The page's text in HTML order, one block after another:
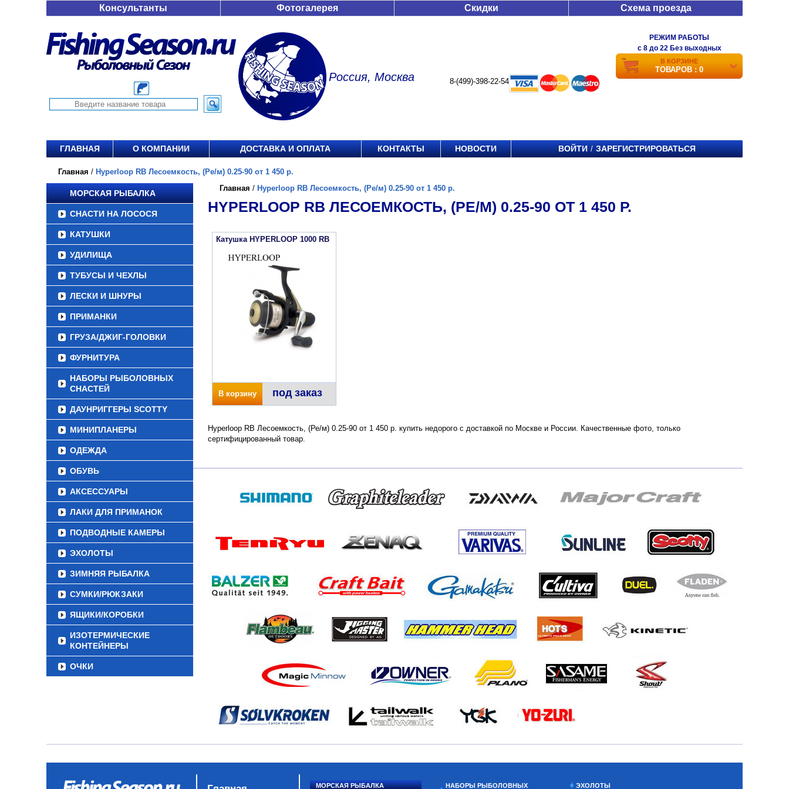
Консультанты Фотогалерея Скидки Схема проезда
Россия, Москва 8-(499)-398-22-54
РЕЖИМ РАБОТЫ
c 8 до 22 Без выходных
В КОРЗИНЕ
ТОВАРОВ : 0
ГЛАВНАЯ О КОМПАНИИ ДОСТАВКА И ОПЛАТА КОНТАКТЫ НОВОСТИ ВОЙТИ / ЗАРЕГИСТРИРОВАТЬСЯ
Главная / Hyperloop RB Лесоемкость, (Ре/м) 0.25-90 от 1 450 р.
МОРСКАЯ РЫБАЛКА
СНАСТИ НА ЛОСОСЯ
КАТУШКИ
УДИЛИЩА
ТУБУСЫ И ЧЕХЛЫ
ЛЕСКИ И ШНУРЫ
ПРИМАНКИ
ГРУЗА/ДЖИГ-ГОЛОВКИ
ФУРНИТУРА
НАБОРЫ РЫБОЛОВНЫХ
СНАСТЕЙ
ДАУНРИГГЕРЫ SCOTTY
МИНИПЛАНЕРЫ
ОДЕЖДА
ОБУВЬ
АКСЕССУАРЫ
ЛАКИ ДЛЯ ПРИМАНОК
ПОДВОДНЫЕ КАМЕРЫ
ЭХОЛОТЫ
ЗИМНЯЯ РЫБАЛКА
СУМКИ/РЮКЗАКИ
ЯЩИКИ/КОРОБКИ
ИЗОТЕРМИЧЕСКИЕ
КОНТЕЙНЕРЫ
ОЧКИ
Главная / Hyperloop RB Лесоемкость, (Ре/м) 0.25-90 от 1 450 р.
HYPERLOOP RB ЛЕСОЕМКОСТЬ, (РЕ/М) 0.25-90 ОТ 1 450 Р.
Катушка HYPERLOOP 1000 RB
В корзину под заказ
Hyperloop RB Лесоемкость, (Ре/м) 0.25-90 от 1 450 р. купить недорого с доставкой по Москве и России. Качественные фото, только
сертифицированный товар.
МОРСКАЯ РЫБАЛКА НАБОРЫ РЫБОЛОВНЫХ ЭХОЛОТЫ